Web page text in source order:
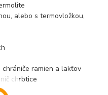
alebo s termovložkou,
ramien a lakťov
chrbtice